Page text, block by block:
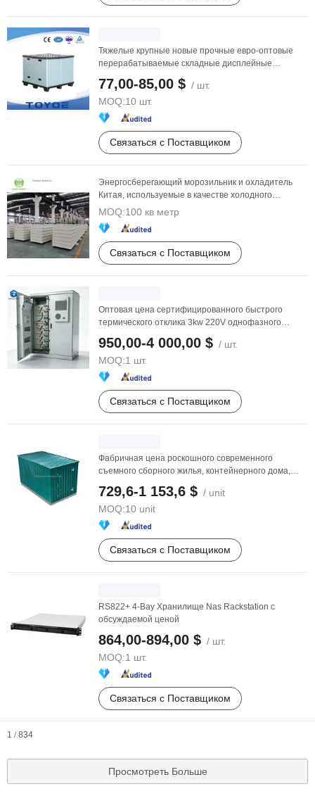
Тяжелые крупные новые прочные евро-оптовые
перерабатываемые складные дисплейные
ценовые поддоны из ...
77,00-85,00 $ / шт.
MOQ:10 шт.
Связаться с Поставщиком
Энергосберегающий морозильник и охладитель
Китая, используемые в качестве холодного
хранения для ...
MOQ:100 кв метр
Связаться с Поставщиком
Оптовая цена сертифицированного быстрого
термического отклика 3kw 220V однофазного
950,00-4 000,00 $ / шт.
MOQ:1 шт.
Связаться с Поставщиком
Фабричная цена роскошного современного
съемного сборного жилья, контейнерного дома,
729,6-1 153,6 $ / unit
MOQ:10 unit
Связаться с Поставщиком
RS822+ 4-Bay Хранилище Nas Rackstation с
обсуждаемой ценой
864,00-894,00 $ / шт.
MOQ:1 шт.
Связаться с Поставщиком
1 / 834
Просмотреть Больше